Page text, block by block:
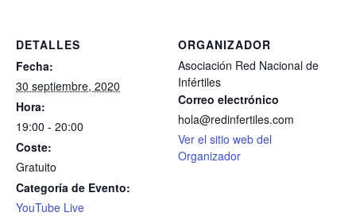
DETALLES
Fecha:
30 septiembre, 2020
Hora:
19:00 - 20:00
Coste:
Gratuito
Categoría de Evento:
YouTube Live
ORGANIZADOR
Asociación Red Nacional de
Infértiles
Correo electrónico
hola@redinfertiles.com
Ver el sitio web del
Organizador